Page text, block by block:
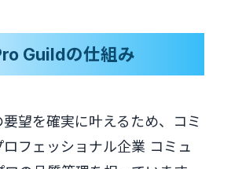
Guildの仕組み
望を確実に叶えるため、コミ
ロフェッショナル企業 コミュ